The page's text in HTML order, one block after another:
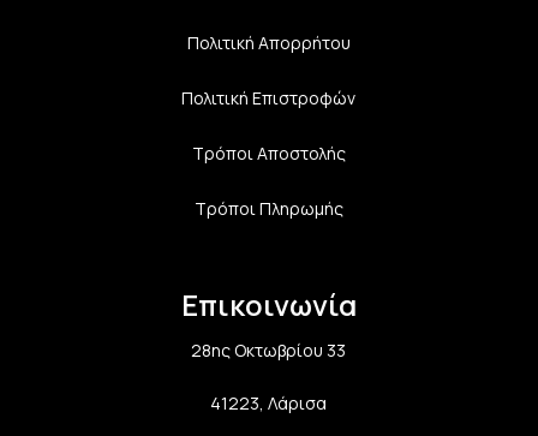
Πολιτική Aπορρήτου
Πολιτική Επιστροφών
Τρόποι Αποστολής
Τρόποι Πληρωμής
Επικοινωνία
28ης Οκτωβρίου 33
41223, Λάρισα